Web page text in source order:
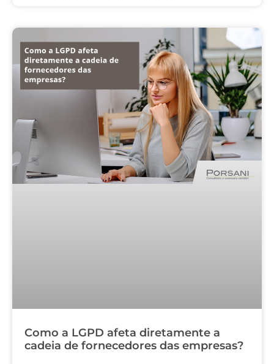
Como a LGPD afeta diretamente a
cadeia de fornecedores das empresas?